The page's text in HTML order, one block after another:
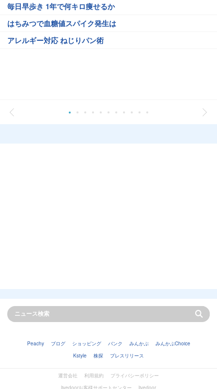
毎日早歩き 1年で何キロ痩せるか
はちみつで血糖値スパイク発生は
アレルギー対応 ねじりパン術
Peachy ブログ ショッピング バンク みんかぶ
みんかぶChoice
Kstyle
株探 プレスリリース
運営会社 利用規約
プライバシーポリシー
livedoorお客様サポートセンター
livedoor